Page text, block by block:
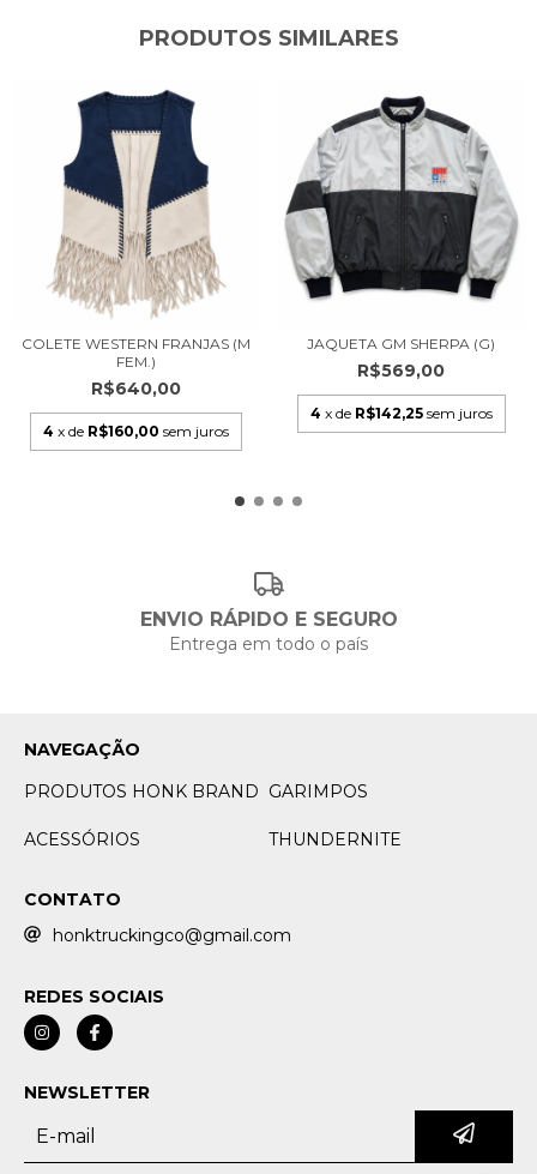
PRODUTOS SIMILARES
COLETE WESTERN FRANJAS (M
FEM.)
R$640,00
4 x de R$160,00 sem juros
JAQUETA GM SHERPA (G)
R$569,00
4 x de R$142,25 sem juros
ENVIO RÁPIDO E SEGURO
Entrega em todo o país
NAVEGAÇÃO
PRODUTOS HONK BRAND GARIMPOS
ACESSÓRIOS THUNDERNITE
CONTATO
honktruckingco@gmail.com
REDES SOCIAIS
NEWSLETTER